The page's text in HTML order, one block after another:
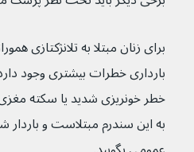
بارداری خطرات بیشتری وجود
خطر خونریزی شدید یا سکته